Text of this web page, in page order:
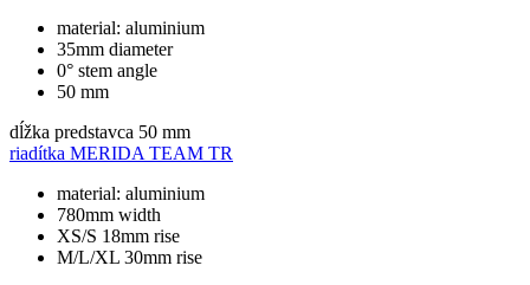
material: aluminium
35mm diameter
0° stem angle
50 mm
dĺžka predstavca 50 mm
riadítka MERIDA TEAM TR
material: aluminium
780mm width
XS/S 18mm rise
M/L/XL 30mm rise